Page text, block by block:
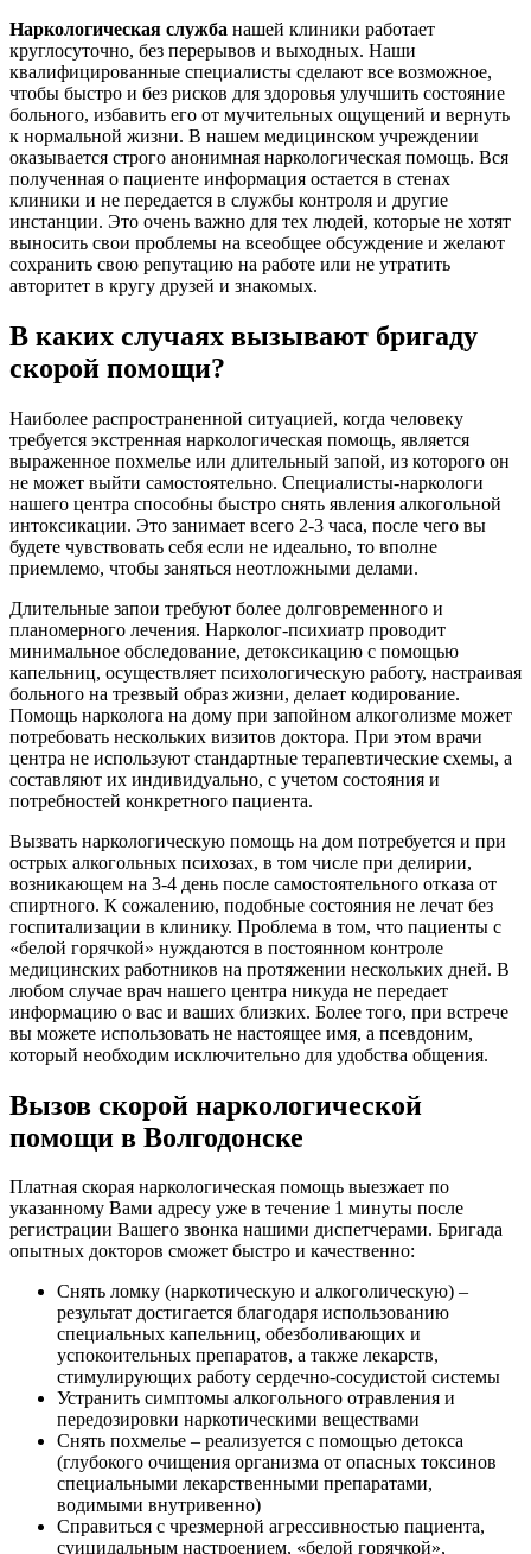
Наркологическая служба нашей клиники работает
круглосуточно, без перерывов и выходных. Наши
квалифицированные специалисты сделают все возможное,
чтобы быстро и без рисков для здоровья улучшить состояние
больного, избавить его от мучительных ощущений и вернуть
к нормальной жизни. В нашем медицинском учреждении
оказывается строго анонимная наркологическая помощь. Вся
полученная о пациенте информация остается в стенах
клиники и не передается в службы контроля и другие
инстанции. Это очень важно для тех людей, которые не хотят
выносить свои проблемы на всеобщее обсуждение и желают
сохранить свою репутацию на работе или не утратить
авторитет в кругу друзей и знакомых.
В каких случаях вызывают бригаду
скорой помощи?
Наиболее распространенной ситуацией, когда человеку
требуется экстренная наркологическая помощь, является
выраженное похмелье или длительный запой, из которого он
не может выйти самостоятельно. Специалисты-наркологи
нашего центра способны быстро снять явления алкогольной
интоксикации. Это занимает всего 2-3 часа, после чего вы
будете чувствовать себя если не идеально, то вполне
приемлемо, чтобы заняться неотложными делами.
Длительные запои требуют более долговременного и
планомерного лечения. Нарколог-психиатр проводит
минимальное обследование, детоксикацию с помощью
капельниц, осуществляет психологическую работу, настраивая
больного на трезвый образ жизни, делает кодирование.
Помощь нарколога на дому при запойном алкоголизме может
потребовать нескольких визитов доктора. При этом врачи
центра не используют стандартные терапевтические схемы, а
составляют их индивидуально, с учетом состояния и
потребностей конкретного пациента.
Вызвать наркологическую помощь на дом потребуется и при
острых алкогольных психозах, в том числе при делирии,
возникающем на 3-4 день после самостоятельного отказа от
спиртного. К сожалению, подобные состояния не лечат без
госпитализации в клинику. Проблема в том, что пациенты с
«белой горячкой» нуждаются в постоянном контроле
медицинских работников на протяжении нескольких дней. В
любом случае врач нашего центра никуда не передает
информацию о вас и ваших близких. Более того, при встрече
вы можете использовать не настоящее имя, а псевдоним,
который необходим исключительно для удобства общения.
Вызов скорой наркологической
помощи в Волгодонске
Платная скорая наркологическая помощь выезжает по
указанному Вами адресу уже в течение 1 минуты после
регистрации Вашего звонка нашими диспетчерами. Бригада
опытных докторов сможет быстро и качественно:
Снять ломку (наркотическую и алкоголическую) –
результат достигается благодаря использованию
специальных капельниц, обезболивающих и
успокоительных препаратов, а также лекарств,
стимулирующих работу сердечно-сосудистой системы
Устранить симптомы алкогольного отравления и
передозировки наркотическими веществами
Снять похмелье – реализуется с помощью детокса
(глубокого очищения организма от опасных токсинов
специальными лекарственными препаратами,
водимыми внутривенно)
Справиться с чрезмерной агрессивностью пациента,
суицидальным настроением, «белой горячкой»,